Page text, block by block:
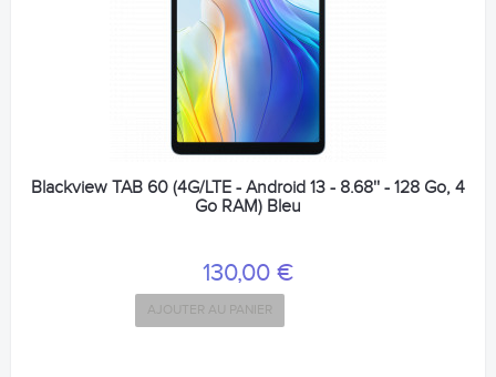
Blackview TAB 60 (4G/LTE - Android 13 - 8.68'' - 128 Go, 4
Go RAM) Bleu
130,00 €
AJOUTER AU PANIER